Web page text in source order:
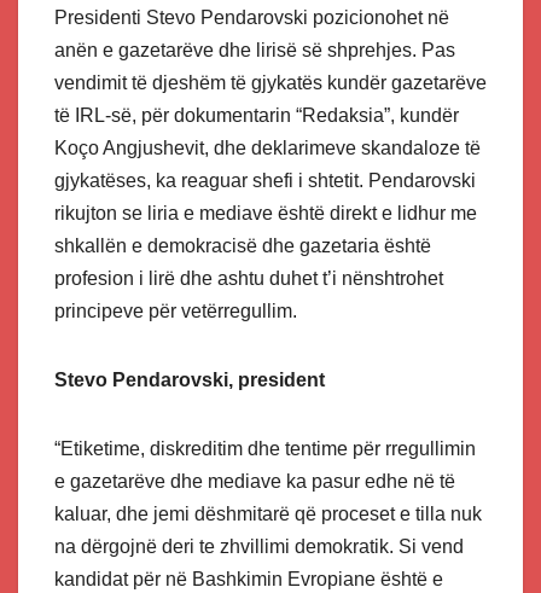
Presidenti Stevo Pendarovski pozicionohet në
anën e gazetarëve dhe lirisë së shprehjes. Pas
vendimit të djeshëm të gjykatës kundër gazetarëve
të IRL-së, për dokumentarin “Redaksia”, kundër
Koço Angjushevit, dhe deklarimeve skandaloze të
gjykatëses, ka reaguar shefi i shtetit. Pendarovski
rikujton se liria e mediave është direkt e lidhur me
shkallën e demokracisë dhe gazetaria është
profesion i lirë dhe ashtu duhet t’i nënshtrohet
principeve për vetërregullim.
Stevo Pendarovski, president
“Etiketime, diskreditim dhe tentime për rregullimin
e gazetarëve dhe mediave ka pasur edhe në të
kaluar, dhe jemi dëshmitarë që proceset e tilla nuk
na dërgojnë deri te zhvillimi demokratik. Si vend
kandidat për në Bashkimin Evropiane është e